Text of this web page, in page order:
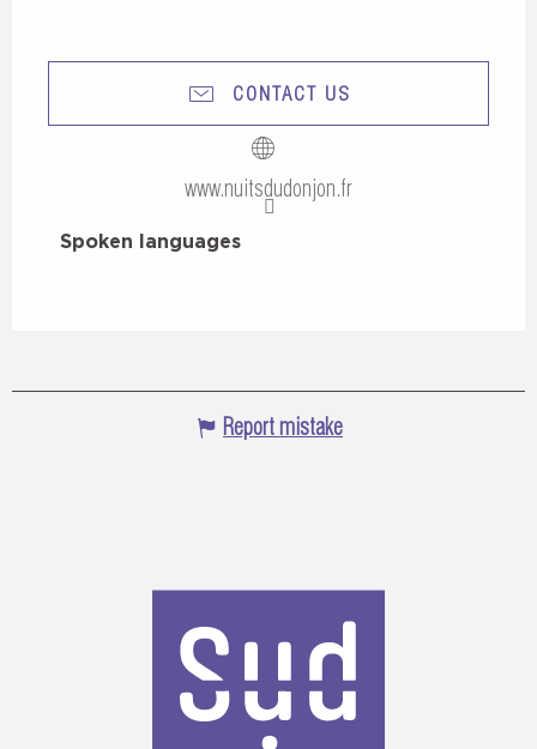
CONTACT US
www.nuitsdudonjon.fr
Spoken languages
Spoken languages
Report mistake